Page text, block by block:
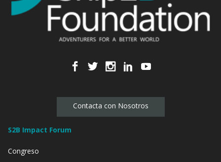
Contacta con Nosotros
S2B Impact Forum
Congreso